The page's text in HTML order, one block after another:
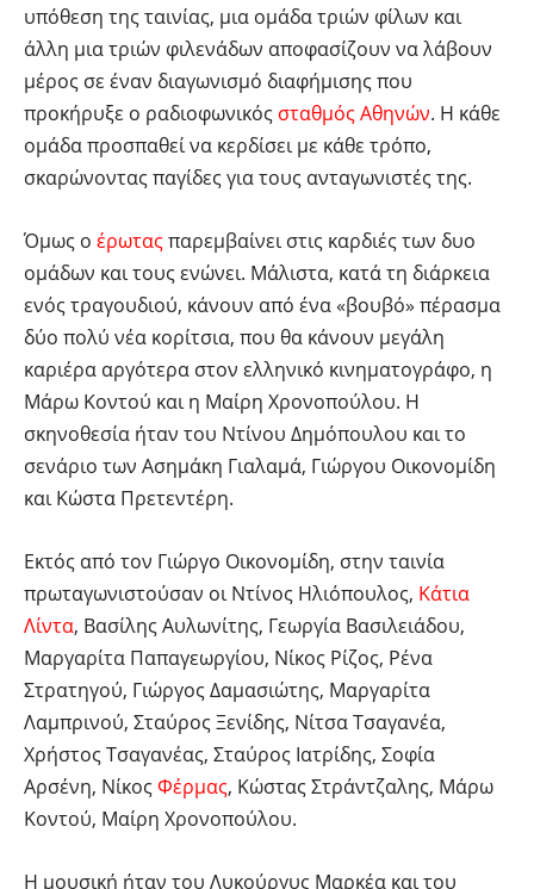
υπόθεση της ταινίας, μια ομάδα τριών φίλων και
άλλη μια τριών φιλενάδων αποφασίζουν να λάβουν
μέρος σε έναν διαγωνισμό διαφήμισης που
προκήρυξε ο ραδιοφωνικός σταθμός Αθηνών. Η κάθε
ομάδα προσπαθεί να κερδίσει με κάθε τρόπο,
σκαρώνοντας παγίδες για τους ανταγωνιστές της.
Όμως ο έρωταςπαρεμβαίνει στις καρδιές των δυο
ομάδων και τους ενώνει. Μάλιστα, κατά τη διάρκεια
ενός τραγουδιού, κάνουν από ένα «βουβό» πέρασμα
δύο πολύ νέα κορίτσια, που θα κάνουν μεγάλη
καριέρα αργότερα στον ελληνικό κινηματογράφο, η
Μάρω Κοντού και η Μαίρη Χρονοπούλου. Η
σκηνοθεσία ήταν του Ντίνου Δημόπουλου και το
σενάριο των Ασημάκη Γιαλαμά, Γιώργου Οικονομίδη
και Κώστα Πρετεντέρη.
Εκτός από τον Γιώργο Οικονομίδη, στην ταινία
πρωταγωνιστούσαν οι Ντίνος Ηλιόπουλος, Κάτια
Λίντα, Βασίλης Αυλωνίτης, Γεωργία Βασιλειάδου,
Μαργαρίτα Παπαγεωργίου, Νίκος Ρίζος, Ρένα
Στρατηγού, Γιώργος Δαμασιώτης, Μαργαρίτα
Λαμπρινού, Σταύρος Ξενίδης, Νίτσα Τσαγανέα,
Χρήστος Τσαγανέας, Σταύρος Ιατρίδης, Σοφία
Αρσένη, ΝίκοςΦέρμας, Κώστας Στράντζαλης, Μάρω
Κοντού, Μαίρη Χρονοπούλου.
Η μουσική ήταν του Λυκούργυς Μαρκέα και του